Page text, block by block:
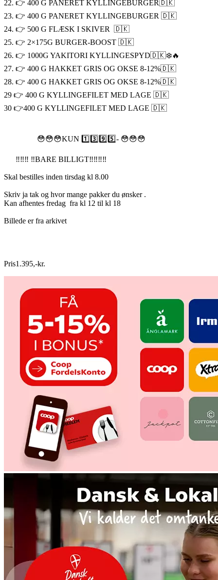
22. 👉 400 G PANERET KYLLINGEBURGER🇩🇰
23. 👉 400 G PANERET KYLLINGEBURGER 🇩🇰
24. 👉 500 G FLÆSK I SKIVER 🇩🇰
25. 👉 2×175G BURGER-BOOST 🇩🇰
26. 👉 1000G YAKITORI KYLLINGESPYD🇩🇰❄️🔥
27. 👉 400 G HAKKET GRIS OG OKSE 8-12%🇩🇰
28. 👉 400 G HAKKET GRIS OG OKSE 8-12%🇩🇰
29 👉 400 G KYLLINGEFILET MED LAGE 🇩🇰
30 👉400 G KYLLINGEFILET MED LAGE 🇩🇰
😳😳😳KUN 1️⃣3️⃣9️⃣5️⃣- 😳😳😳
‼️‼️‼️ ‼️BARE BILLIGT‼️‼️‼️‼️
Skal bestilles inden tirsdag kl 8.00
Skriv ja tak og hvor mange pakker du ønsker .
Kan afhentes fredag fra kl 12 til kl 18
Billede er fra arkivet
Pris1.395,-kr.